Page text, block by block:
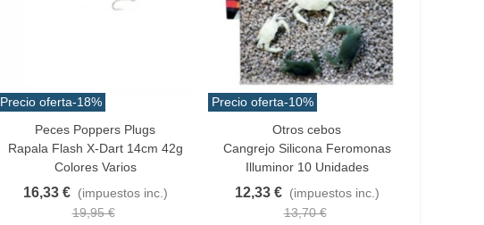
Precio oferta-18%
Favorito
Peces Poppers Plugs
Rapala Flash X-Dart 14cm 42g
Colores Varios
16,33 € (impuestos inc.)
19,95 €
Precio oferta-10%
Añadir Al Carrito
Otros cebos
Cangrejo Silicona Feromonas
Illuminor 10 Unidades
12,33 € (impuestos inc.)
13,70 €